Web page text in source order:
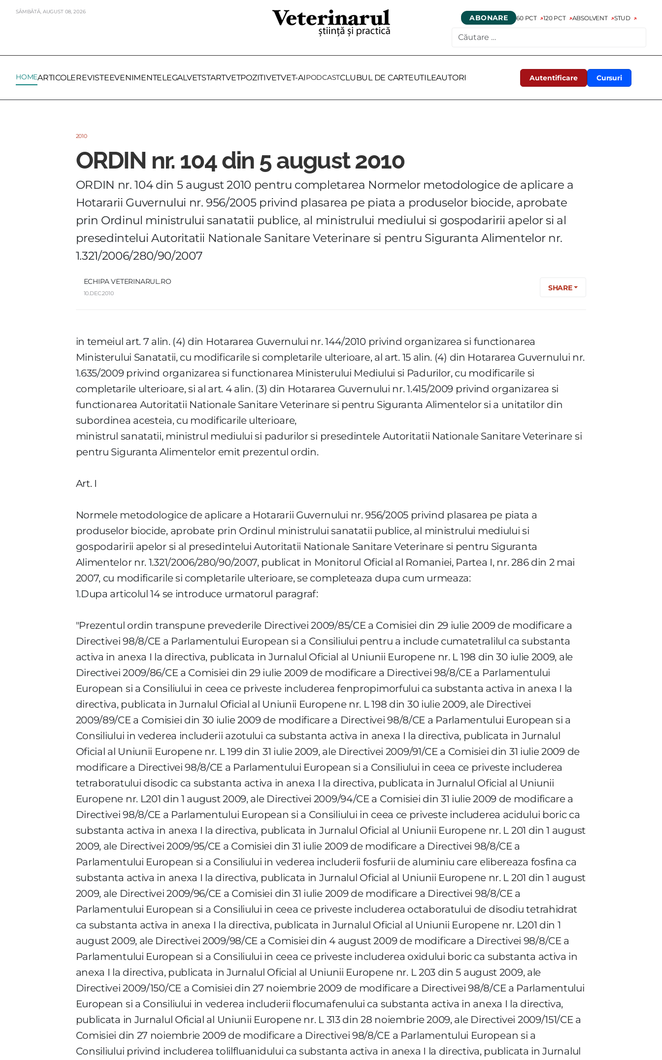
SÂMBĂTĂ, AUGUST 08,2026
ABONARE 60 PCT 120 PCT ABSOLVENT STUD
Autentificare Cursuri
HOMEARTICOLEREVISTEEVENIMENTELEGALVETSTARTVETPOZITIVETVET-AIPODCASTCLUBUL DE CARTEUTILEAUTORI
2010
ORDIN nr. 104 din 5 august 2010
ORDIN nr. 104 din 5 august 2010 pentru completarea Normelor metodologice de aplicare a
Hotararii Guvernului nr. 956/2005 privind plasarea pe piata a produselor biocide, aprobate
prin Ordinul ministrului sanatatii publice, al ministrului mediului si gospodaririi apelor si al
presedintelui Autoritatii Nationale Sanitare Veterinare si pentru Siguranta Alimentelor nr.
1.321/2006/280/90/2007
ECHIPA VETERINARUL.RO
10.DEC.2010
SHARE
in temeiul art. 7 alin. (4) din Hotararea Guvernului nr. 144/2010 privind organizarea si functionarea
Ministerului Sanatatii, cu modificarile si completarile ulterioare, al art. 15 alin. (4) din Hotararea Guvernului nr.
1.635/2009 privind organizarea si functionarea Ministerului Mediului si Padurilor, cu modificarile si
completarile ulterioare, si al art. 4 alin. (3) din Hotararea Guvernului nr. 1.415/2009 privind organizarea si
functionarea Autoritatii Nationale Sanitare Veterinare si pentru Siguranta Alimentelor si a unitatilor din
subordinea acesteia, cu modificarile ulterioare,
ministrul sanatatii, ministrul mediului si padurilor si presedintele Autoritatii Nationale Sanitare Veterinare si
pentru Siguranta Alimentelor emit prezentul ordin.
Art. I
Normele metodologice de aplicare a Hotararii Guvernului nr. 956/2005 privind plasarea pe piata a
produselor biocide, aprobate prin Ordinul ministrului sanatatii publice, al ministrului mediului si
gospodaririi apelor si al presedintelui Autoritatii Nationale Sanitare Veterinare si pentru Siguranta
Alimentelor nr. 1.321/2006/280/90/2007, publicat in Monitorul Oficial al Romaniei, Partea I, nr. 286 din 2 mai
2007, cu modificarile si completarile ulterioare, se completeaza dupa cum urmeaza:
1.Dupa articolul 14 se introduce urmatorul paragraf:
"Prezentul ordin transpune prevederile Directivei 2009/85/CE a Comisiei din 29 iulie 2009 de modificare a
Directivei 98/8/CE a Parlamentului European si a Consiliului pentru a include cumatetralilul ca substanta
activa in anexa I la directiva, publicata in Jurnalul Oficial al Uniunii Europene nr. L 198 din 30 iulie 2009, ale
Directivei 2009/86/CE a Comisiei din 29 iulie 2009 de modificare a Directivei 98/8/CE a Parlamentului
European si a Consiliului in ceea ce priveste includerea fenpropimorfului ca substanta activa in anexa I la
directiva, publicata in Jurnalul Oficial al Uniunii Europene nr. L 198 din 30 iulie 2009, ale Directivei
2009/89/CE a Comisiei din 30 iulie 2009 de modificare a Directivei 98/8/CE a Parlamentului European si a
Consiliului in vederea includerii azotului ca substanta activa in anexa I la directiva, publicata in Jurnalul
Oficial al Uniunii Europene nr. L 199 din 31 iulie 2009, ale Directivei 2009/91/CE a Comisiei din 31 iulie 2009 de
modificare a Directivei 98/8/CE a Parlamentului European si a Consiliului in ceea ce priveste includerea
tetraboratului disodic ca substanta activa in anexa I la directiva, publicata in Jurnalul Oficial al Uniunii
Europene nr. L201 din 1 august 2009, ale Directivei 2009/94/CE a Comisiei din 31 iulie 2009 de modificare a
Directivei 98/8/CE a Parlamentului European si a Consiliului in ceea ce priveste includerea acidului boric ca
substanta activa in anexa I la directiva, publicata in Jurnalul Oficial al Uniunii Europene nr. L 201 din 1 august
2009, ale Directivei 2009/95/CE a Comisiei din 31 iulie 2009 de modificare a Directivei 98/8/CE a
Parlamentului European si a Consiliului in vederea includerii fosfurii de aluminiu care elibereaza fosfina ca
substanta activa in anexa I la directiva, publicata in Jurnalul Oficial al Uniunii Europene nr. L 201 din 1 august
2009, ale Directivei 2009/96/CE a Comisiei din 31 iulie 2009 de modificare a Directivei 98/8/CE a
Parlamentului European si a Consiliului in ceea ce priveste includerea octaboratului de disodiu tetrahidrat
ca substanta activa in anexa I la directiva, publicata in Jurnalul Oficial al Uniunii Europene nr. L201 din 1
august 2009, ale Directivei 2009/98/CE a Comisiei din 4 august 2009 de modificare a Directivei 98/8/CE a
Parlamentului European si a Consiliului in ceea ce priveste includerea oxidului boric ca substanta activa in
anexa I la directiva, publicata in Jurnalul Oficial al Uniunii Europene nr. L 203 din 5 august 2009, ale
Directivei 2009/150/CE a Comisiei din 27 noiembrie 2009 de modificare a Directivei 98/8/CE a Parlamentului
European si a Consiliului in vederea includerii flocumafenului ca substanta activa in anexa I la directiva,
publicata in Jurnalul Oficial al Uniunii Europene nr. L 313 din 28 noiembrie 2009, ale Directivei 2009/151/CE a
Comisiei din 27 noiembrie 2009 de modificare a Directivei 98/8/CE a Parlamentului European si a
Consiliului privind includerea tolilfluanidului ca substanta activa in anexa I la directiva, publicata in Jurnalul